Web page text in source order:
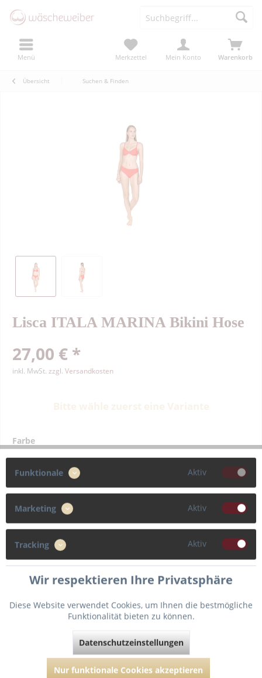
Menü Warenkorb
Merkzettel Mein Konto
Übersicht Suchen & Finden
Lisca ITALA MARINA Bikini Hose
27,00 € *
inkl. MwSt. zzgl. Versandkosten
Farbe
38 40 42 44
In den Warenkorb
Fragen zum Artikel?
LIS041426-Orange-38
Funktionale Aktiv
Marketing Aktiv
Tracking Aktiv
Wir respektieren Ihre Privatsphäre
Diese Website verwendet Cookies, um Ihnen die bestmögliche
Funktionalität bieten zu können.
Datenschutzeinstellungen
Nur funktionale Cookies akzeptieren